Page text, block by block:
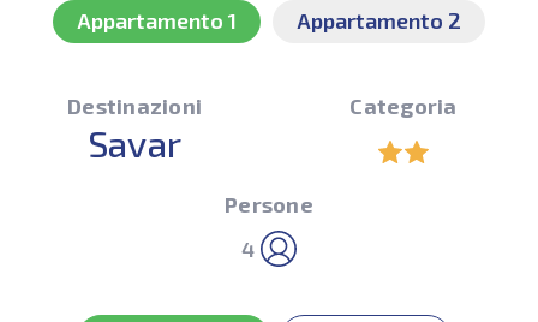
Appartamento 1 Appartamento 2
Destinazioni
Savar
Categoria
Persone
4